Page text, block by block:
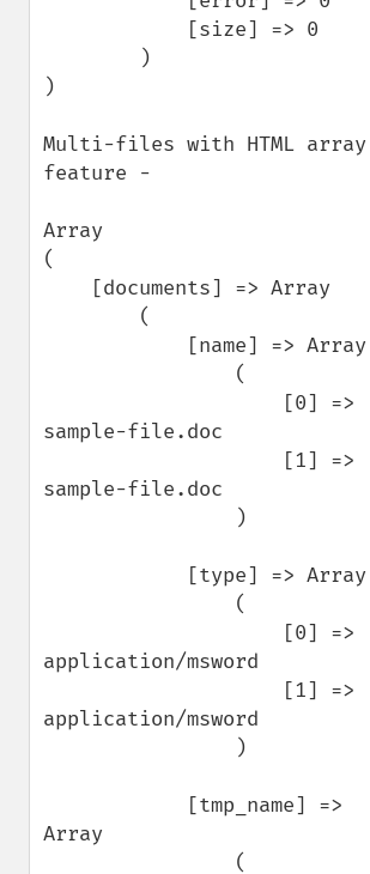
)
Multi-files with HTML array
feature -
Array
(
sample-file.doc
sample-file.doc
application/msword
application/msword
Array